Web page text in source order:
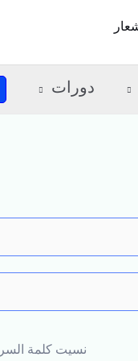
دورات
نسيت كلمة